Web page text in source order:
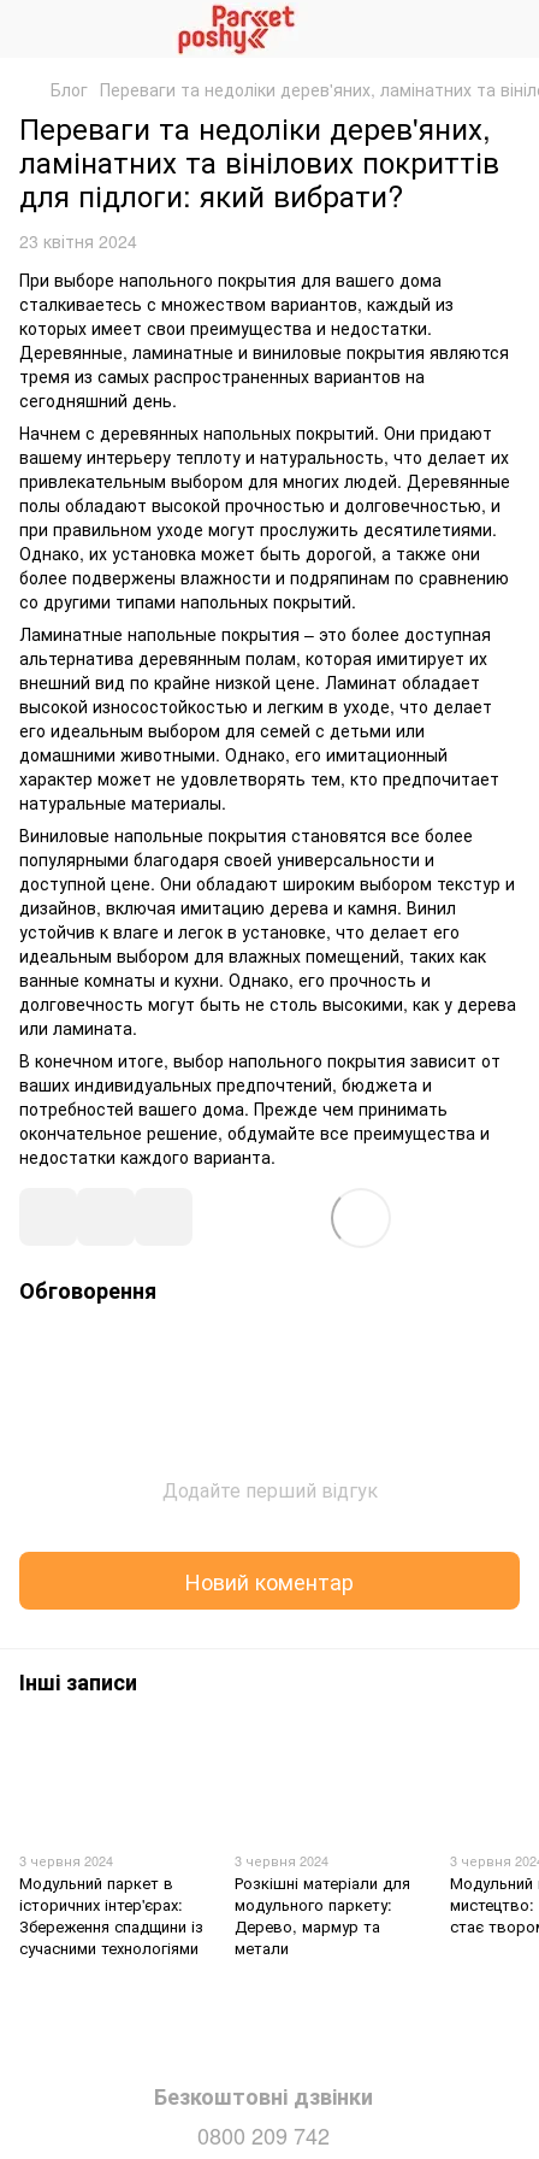
Блог Переваги та недоліки дерев'яних, ламінатних та
Переваги та недоліки дерев'яних,
ламінатних та вінілових покриттів
для підлоги: який вибрати?
23 квітня 2024
При выборе напольного покрытия для вашего дома
сталкиваетесь с множеством вариантов, каждый из
которых имеет свои преимущества и недостатки.
Деревянные, ламинатные и виниловые покрытия являются
тремя из самых распространенных вариантов на
сегодняшний день.
Начнем с деревянных напольных покрытий. Они придают
вашему интерьеру теплоту и натуральность, что делает их
привлекательным выбором для многих людей. Деревянные
полы обладают высокой прочностью и долговечностью, и
при правильном уходе могут прослужить десятилетиями.
Однако, их установка может быть дорогой, а также они
более подвержены влажности и подряпинам по сравнению
со другими типами напольных покрытий.
Ламинатные напольные покрытия – это более доступная
альтернатива деревянным полам, которая имитирует их
внешний вид по крайне низкой цене. Ламинат обладает
высокой износостойкостью и легким в уходе, что делает
его идеальным выбором для семей с детьми или
домашними животными. Однако, его имитационный
характер может не удовлетворять тем, кто предпочитает
натуральные материалы.
Виниловые напольные покрытия становятся все более
популярными благодаря своей универсальности и
доступной цене. Они обладают широким выбором текстур и
дизайнов, включая имитацию дерева и камня. Винил
устойчив к влаге и легок в установке, что делает его
идеальным выбором для влажных помещений, таких как
ванные комнаты и кухни. Однако, его прочность и
долговечность могут быть не столь высокими, как у дерева
или ламината.
В конечном итоге, выбор напольного покрытия зависит от
ваших индивидуальных предпочтений, бюджета и
потребностей вашего дома. Прежде чем принимать
окончательное решение, обдумайте все преимущества и
недостатки каждого варианта.
Обговорення
Додайте перший відгук
Новий коментар
Інші записи
3 червня 2024
Модульний паркет в
історичних інтер'єрах:
Збереження спадщини із
сучасними технологіями
3 червня 2024
Розкішні матеріали для
модульного паркету:
Дерево, мармур та
метали
3 червня
Модульний
мистецтво:
стає
Безкоштовні дзвінки
0800 209 742